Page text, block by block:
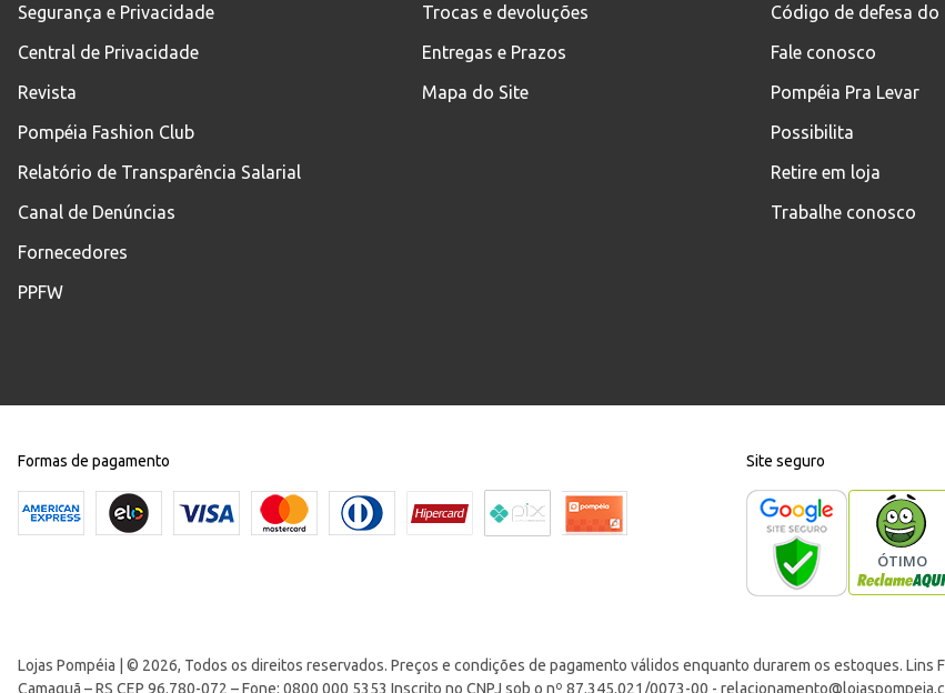
Segurança e Privacidade
Central de Privacidade
Revista
Pompéia Fashion Club
Relatório de Transparência Salarial
Canal de Denúncias
Fornecedores
PPFW
Trocas e devoluções
Entregas e Prazos
Mapa do Site
Código de defesa
Fale conosco
Pompéia Pra Levar
Possibilita
Retire em loja
Trabalhe conosco
Formas de pagamento Site seguro
Lojas Pompéia | © 2026, Todos os direitos reservados. Preços e condições de pagamento válidos enquanto durarem os estoques. Lins
Camaquã – RS CEP 96.780-072 – Fone: 0800 000 5353 Inscrito no CNPJ sob o nº 87.345.021/0073-00 -